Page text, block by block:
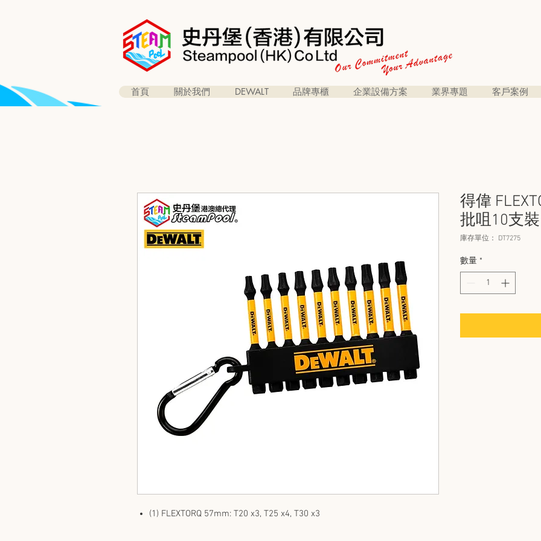
首頁 關於我們 DEWALT 品牌專櫃 企業設備方案 業界專題 客戶案例
(1) FLEXTORQ 57mm: T20 x3, T25 x4, T30 x3
得偉
批咀10支
庫存單位： DT7275
數量 *